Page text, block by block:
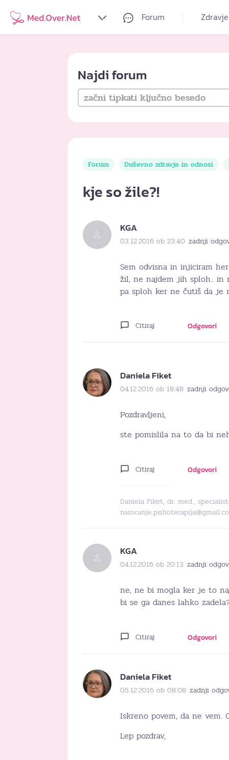
Forum Zdravje
Najdi forum
Forum Duševno zdravje in odnosi
kje so žile?!
KGA
03.12.2016 ob 23:40 zadnji
Sem odvisna in injiciram
žil, ne najdem jih sploh.. in
pa sploh ker ne čutiš da je
Citiraj Odgovori
Daniela Fiket
04.12.2016 ob 18:48 zadnji
Pozdravljeni,
ste pomislila na to da bi
Citiraj Odgovori
Daniela Fiket, dr. med.,
KGA
04.12.2016 ob 20:13 zadnji
ne, ne bi mogla ker je to
bi se ga danes lahko
Citiraj Odgovori
Daniela Fiket
05.12.2016 ob 08:08 zadnji
Iskreno povem, da ne vem.
Lep pozdrav,